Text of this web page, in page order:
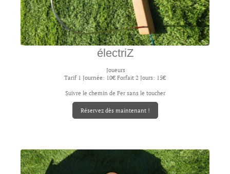
électriZ
Joueurs
Tarif 1 Journée: 10€ Forfait 2 Jours: 15€
Suivre le chemin de Fer sans le toucher
Réservez dès maintenant !